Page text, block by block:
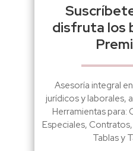
disfruta los
Asesoría integral
jurídicos y laborales,
Herramientas para:
Especiales,
Tablas y